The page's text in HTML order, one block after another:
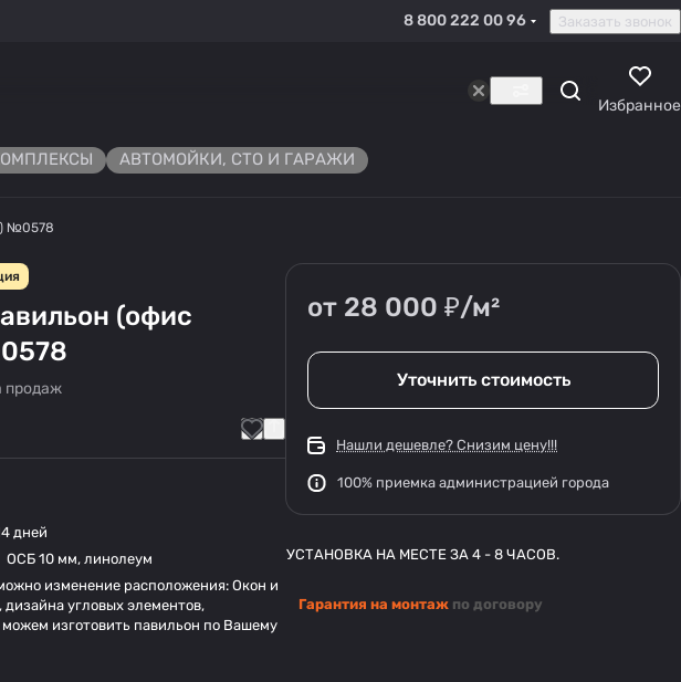
8 800 222 00 96 Заказать звонок
Избранное
АВТОМОЙКИ, СТО И ГАРАЖИ
№0578
(офис
продаж
дней
ОСБ 10 мм, линолеум
изменение расположения: Окон и
дизайна угловых элементов,
изготовить павильон по Вашему
от 28 000 ₽/м²
Уточнить стоимость
Нашли дешевле? Снизим цену!!!
100% приемка администрацией города
УСТАНОВКА НА МЕСТЕ ЗА 4 - 8 ЧАСОВ.
Гарантия на монтаж по договору